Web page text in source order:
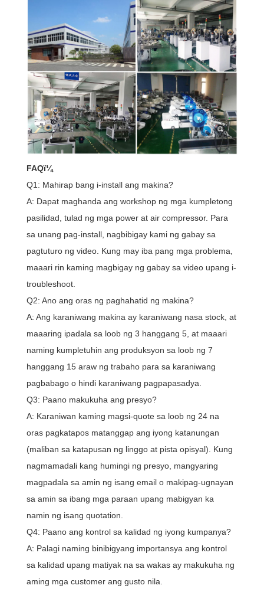
FAQï¼
Q1: Mahirap bang i-install ang makina?
A: Dapat maghanda ang workshop ng mga kumpletong
pasilidad, tulad ng mga power at air compressor. Para
sa unang pag-install, nagbibigay kami ng gabay sa
pagtuturo ng video. Kung may iba pang mga problema,
maaari rin kaming magbigay ng gabay sa video upang i-
troubleshoot.
Q2: Ano ang oras ng paghahatid ng makina?
A: Ang karaniwang makina ay karaniwang nasa stock, at
maaaring ipadala sa loob ng 3 hanggang 5, at maaari
naming kumpletuhin ang produksyon sa loob ng 7
hanggang 15 araw ng trabaho para sa karaniwang
pagbabago o hindi karaniwang pagpapasadya.
Q3: Paano makukuha ang presyo?
A: Karaniwan kaming magsi-quote sa loob ng 24 na
oras pagkatapos matanggap ang iyong katanungan
(maliban sa katapusan ng linggo at pista opisyal). Kung
nagmamadali kang humingi ng presyo, mangyaring
magpadala sa amin ng isang email o makipag-ugnayan
sa amin sa ibang mga paraan upang mabigyan ka
namin ng isang quotation.
Q4: Paano ang kontrol sa kalidad ng iyong kumpanya?
A: Palagi naming binibigyang importansya ang kontrol
sa kalidad upang matiyak na sa wakas ay makukuha ng
aming mga customer ang gusto nila.